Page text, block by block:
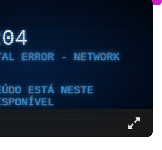
ERROR - NETWORK
ESTÁ NESTE